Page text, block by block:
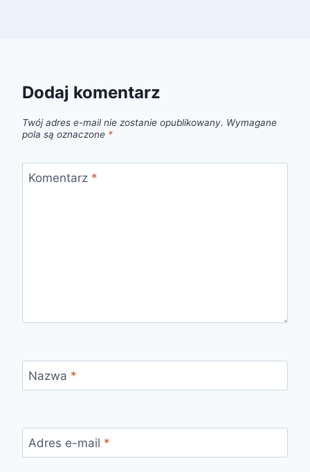
Dodaj komentarz
Twój adres e-mail nie zostanie opublikowany. Wymagane
pola są oznaczone *
Komentarz *
Nazwa *
Adres e-mail *